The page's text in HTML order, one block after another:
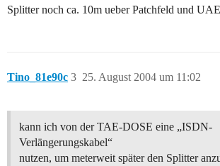
Splitter noch ca. 10m ueber Patchfeld und
Tino_81e90c 25. August 2004 um 11:02
3
kann ich von der TAE-DOSE eine „ISDN-
Verlängerungskabel“
nutzen, um meterweit später den Splitter